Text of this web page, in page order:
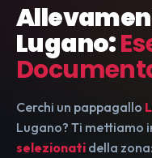
Lugano:
Cerchi un pappagallo
Lugano? Ti mettiamo
selezionati della